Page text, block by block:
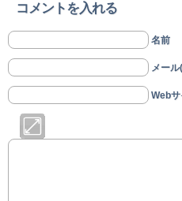
コメントを入れる
名前
メー
Webサ